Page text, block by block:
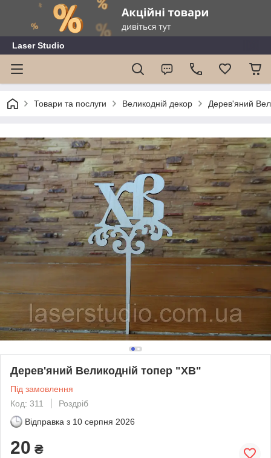
Laser Studio
Товари та послуги Великодній декор Дерев'яний
Дерев'яний Великодній топер "ХВ"
Під замовлення
Код: 311
Роздріб
Відправка з 10 серпня 2026
20 ₴